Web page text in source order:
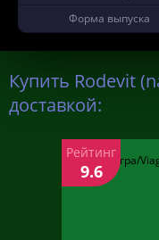
Форма выпуска
Купить Rodevit
доставкой:
Рейтинг
9.6